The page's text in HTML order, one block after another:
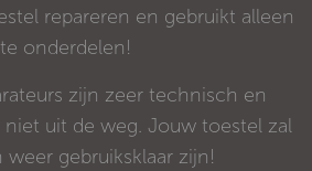
repareren en gebruikt alleen
onderdelen!
zijn zeer technisch en
uit de weg. Jouw toestel zal
gebruiksklaar zijn!